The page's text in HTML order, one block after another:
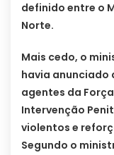
definido entre o
Norte.
Mais cedo, o
havia anunciado
agentes da
Intervenção
violentos e
Segundo o